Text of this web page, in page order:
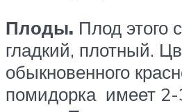
Плоды. Плод этого
гладкий, плотный.
обыкновенного
помидорка имеет